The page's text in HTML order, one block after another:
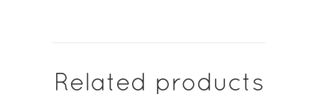
Related products